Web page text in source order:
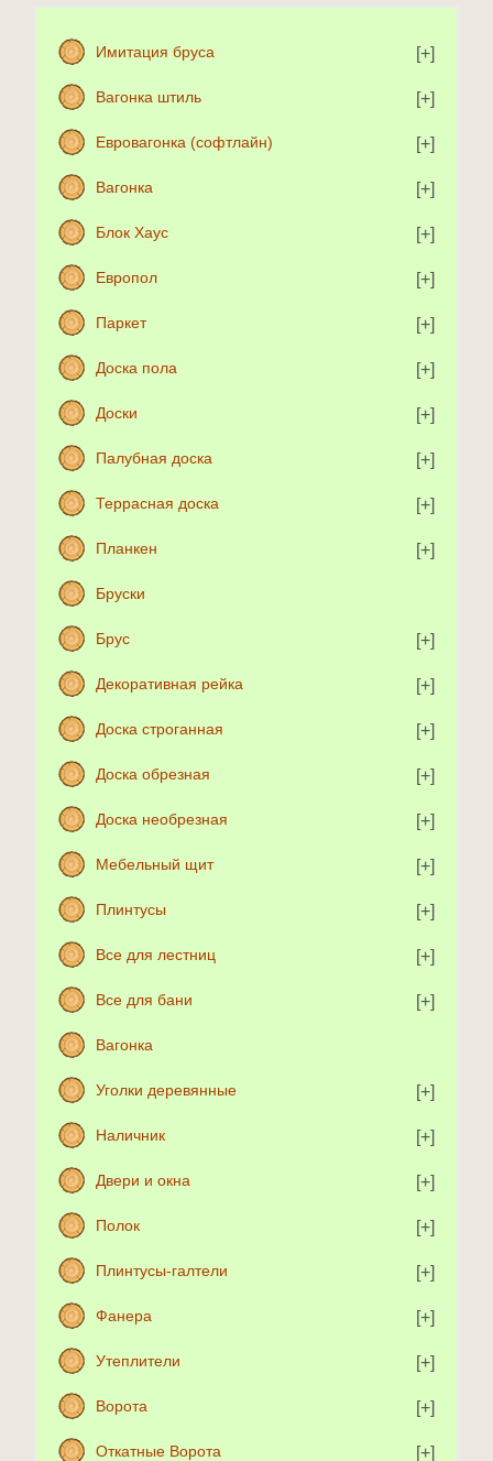
Имитация бруса
Вагонка штиль
Евровагонка (софтлайн)
Вагонка
Блок Хаус
Европол
Паркет
Доска пола
Доски
Палубная доска
Террасная доска
Планкен
Бруски
Брус
Декоративная рейка
Доска строганная
Доска обрезная
Доска необрезная
Мебельный щит
Плинтусы
Все для лестниц
Все для бани
Вагонка
Уголки деревянные
Наличник
Двери и окна
Полок
Плинтусы-галтели
Фанера
Утеплители
Ворота
Откатные Ворота